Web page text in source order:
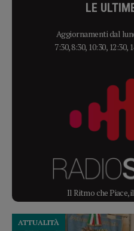
LE
Aggiornamenti dal
7:30, 8:30, 10:30, 12:30,
Il Ritmo che Piace,
ATTUALITÀ